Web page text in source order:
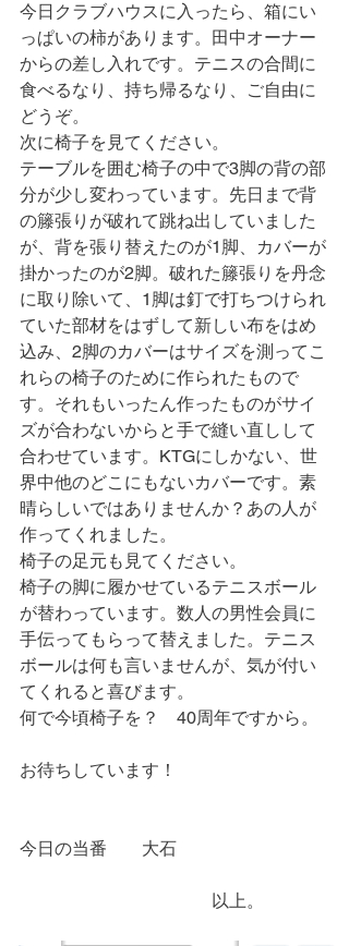
今日クラブハウスに入ったら、箱にい
っぱいの柿があります。田中オーナー
からの差し入れです。テニスの合間に
食べるなり、持ち帰るなり、ご自由に
どうぞ。
次に椅子を見てください。
テーブルを囲む椅子の中で3脚の背の部
分が少し変わっています。先日まで背
の籐張りが破れて跳ね出していました
が、背を張り替えたのが1脚、カバーが
掛かったのが2脚。破れた籐張りを丹念
に取り除いて、1脚は釘で打ちつけられ
ていた部材をはずして新しい布をはめ
込み、2脚のカバーはサイズを測ってこ
れらの椅子のために作られたもので
す。それもいったん作ったものがサイ
ズが合わないからと手で縫い直しして
合わせています。KTGにしかない、世
界中他のどこにもないカバーです。素
晴らしいではありませんか？あの人が
作ってくれました。
椅子の足元も見てください。
椅子の脚に履かせているテニスボール
が替わっています。数人の男性会員に
手伝ってもらって替えました。テニス
ボールは何も言いませんが、気が付い
てくれると喜びます。
何で今頃椅子を？　40周年ですから。
お待ちしています！
今日の当番　　大石
以上。